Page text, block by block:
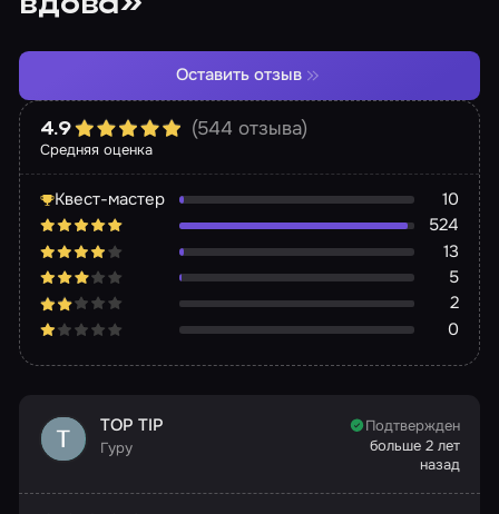
Средняя оценка
4.9 (544 отзыва)
Квест-мастер
10
524
13
5
2
0
Оставить отзыв
TOP TIP
Гуру
Подтвержден
больше 2 лет
назад